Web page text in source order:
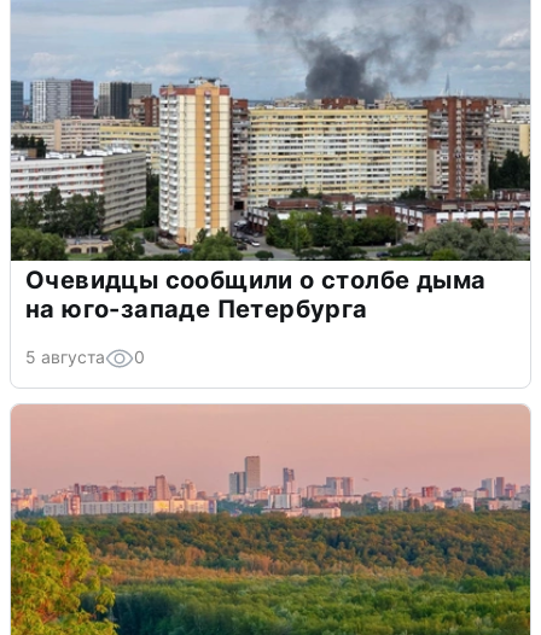
Очевидцы сообщили о столбе дыма
на юго-западе Петербурга
5 августа 0